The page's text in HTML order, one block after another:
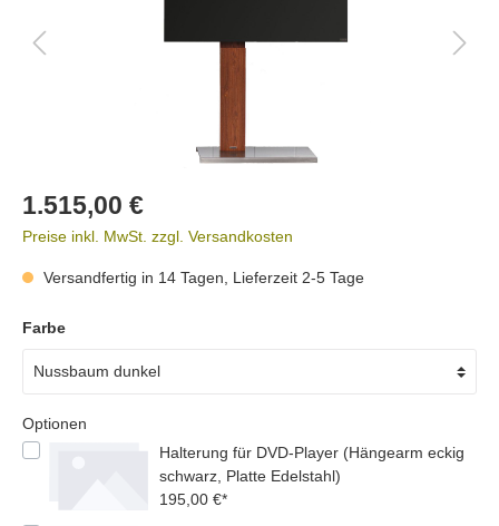
1.515,00 €
Preise inkl. MwSt. zzgl. Versandkosten
Versandfertig in 14 Tagen, Lieferzeit 2-5 Tage
Farbe
Optionen
Halterung für DVD-Player (Hängearm eckig
schwarz, Platte Edelstahl)
195,00 €*